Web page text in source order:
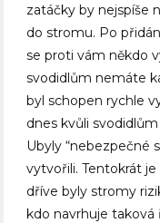
zatáčky by nejspíše
do stromu. Po
se proti vám někdo
svodidlům nemáte
byl schopen rychle
dnes kvůli
Ubyly “nebezpečné
vytvořili. Tentokrát
dříve byly stromy
kdo navrhuje